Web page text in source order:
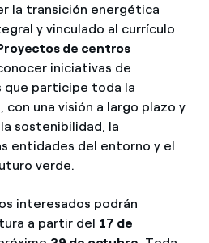
la transición energética
y vinculado al currículo
de centros
iniciativas de
que participe toda la
una visión a largo plazo y
sostenibilidad, la
entidades del entorno y el
verde.
interesados podrán
a partir del 17 de